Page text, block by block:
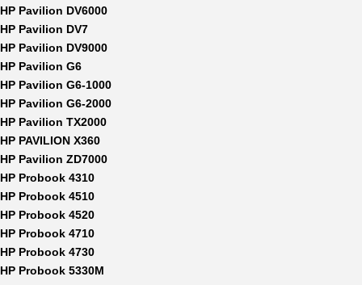
HP Pavilion DV6000
HP Pavilion DV7
HP Pavilion DV9000
HP Pavilion G6
HP Pavilion G6-1000
HP Pavilion G6-2000
HP Pavilion TX2000
HP PAVILION X360
HP Pavilion ZD7000
HP Probook 4310
HP Probook 4510
HP Probook 4520
HP Probook 4710
HP Probook 4730
HP Probook 5330M